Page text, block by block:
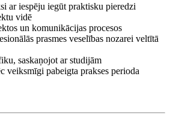
ar iespēju iegūt praktisku pieredzi
vidē
un komunikācijas procesos
prasmes veselības nozarei veltītā
saskaņojot ar studijām
veiksmīgi pabeigta prakses perioda